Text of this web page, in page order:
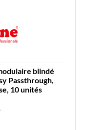
blindé
Passthrough,
10 unités